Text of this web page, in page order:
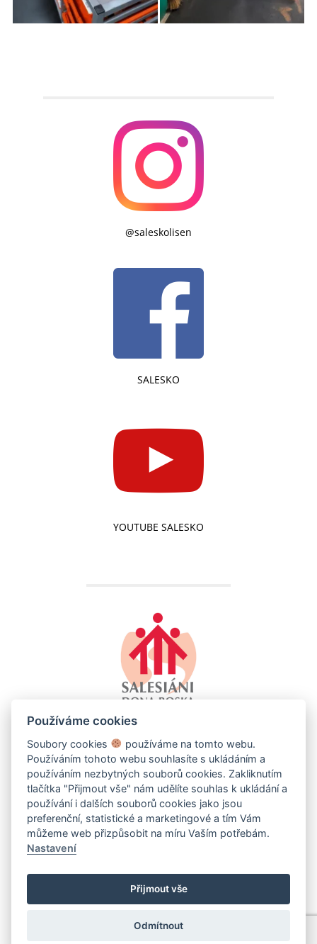
@saleskolisen
SALESKO
YOUTUBE SALESKO
SALESKO - SALESIÁNSKÉ STŘEDISKO MLÁDEŽE DDM
BRNO-LÍŠEŇ
Kotlanova 2660/13, 628 00 Brno-Líšeň
Používáme cookies
Soubory cookies
používáme na tomto webu.
Používáním tohoto webu souhlasíte s ukládáním a
používáním nezbytných souborů cookies. Zakliknutím
tlačítka "Přijmout vše" nám udělíte souhlas k ukládání a
používání i dalších souborů cookies jako jsou
preferenční, statistické a marketingové a tím Vám
můžeme web přizpůsobit na míru Vaším potřebám.
Nastavení
Přijmout vše
Odmítnout